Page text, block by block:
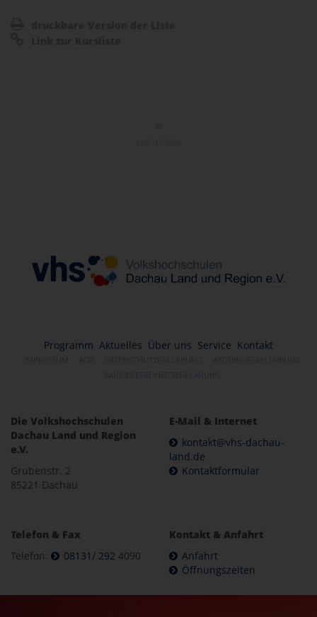
Programm Aktuelles Über uns Service Kontakt
Die Volkshochschulen
Dachau Land und Region
e.V.
Grubenstr. 2
85221 Dachau
E-Mail & Internet
kontakt@vhs-dachau-
land.de
Kontaktformular
Telefon & Fax
Telefon:
08131/ 292 4090
Kontakt & Anfahrt
Anfahrt
Öffnungszeiten